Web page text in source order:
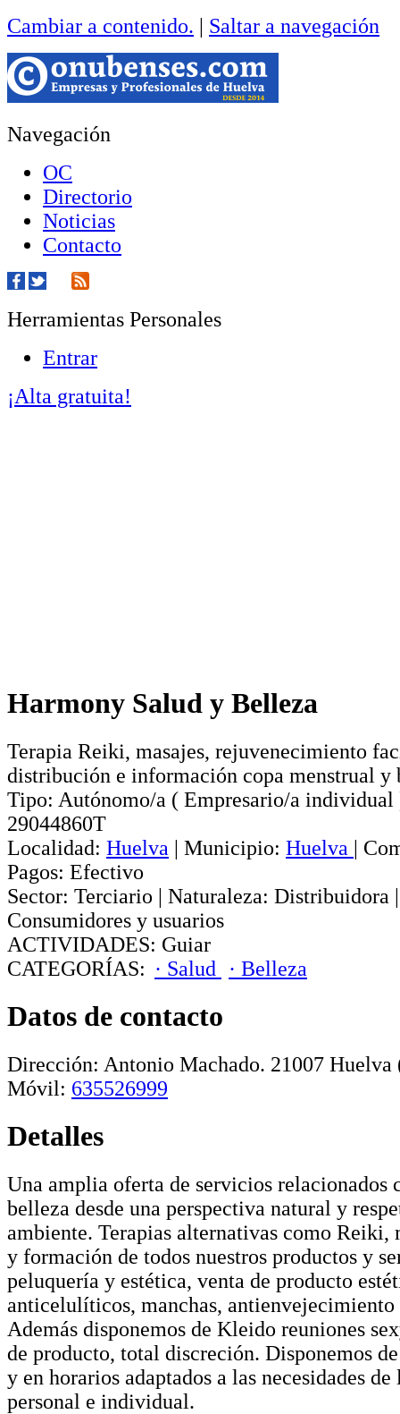
Cambiar a contenido. | Saltar a navegación
Navegación
OC
Directorio
Noticias
Contacto
Herramientas Personales
Entrar
¡Alta gratuita!
Harmony Salud y Belleza
Terapia Reiki, masajes, rejuvenecimiento
distribución e información copa menstrual y
Tipo: Autónomo/a ( Empresario/a individual
29044860T
Localidad: Huelva | Municipio: Huelva |
Pagos: Efectivo
Sector: Terciario | Naturaleza: Distribuidora
Consumidores y usuarios
ACTIVIDADES: Guiar
CATEGORÍAS: · Salud · Belleza
Datos de contacto
Dirección: Antonio Machado. 21007 Huelva
Móvil: 635526999
Detalles
Una amplia oferta de servicios relacionados
belleza desde una perspectiva natural y
ambiente. Terapias alternativas como Reiki,
y formación de todos nuestros productos y
peluquería y estética, venta de producto
anticelulíticos, manchas,
Además disponemos de Kleido reuniones
de producto, total discreción. Disponemos
y en horarios adaptados a las necesidades
personal e individual.